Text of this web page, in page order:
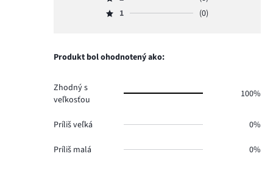
hlasov
počet
Hodnotenie
2,
0.
Hodnotenie
hlasov
1 (0)
Produkt bol ohodnotený ako:
Zhodný s
veľkosťou
100%
Príliš veľká 0%
Príliš malá 0%